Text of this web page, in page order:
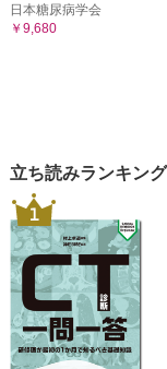
自分で更衣でき
超高齢者の行動
危険だからと自
ナースコール
希望がかなわな
食事の後，衣服
高齢者にがんの
人の役に立ちた
日本糖尿病学会
￥9,680
立ち読みランキング
1